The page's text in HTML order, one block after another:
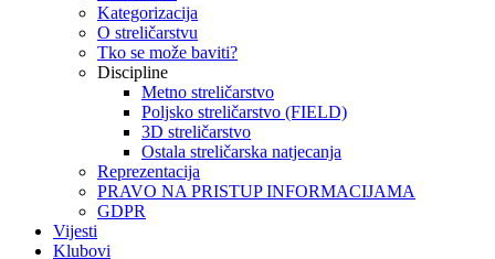
Kategorizacija
O streličarstvu
Tko se može baviti?
Discipline
Metno streličarstvo
Poljsko streličarstvo (FIELD)
3D streličarstvo
Ostala streličarska natjecanja
Reprezentacija
PRAVO NA PRISTUP INFORMACIJAMA
GDPR
Vijesti
Klubovi